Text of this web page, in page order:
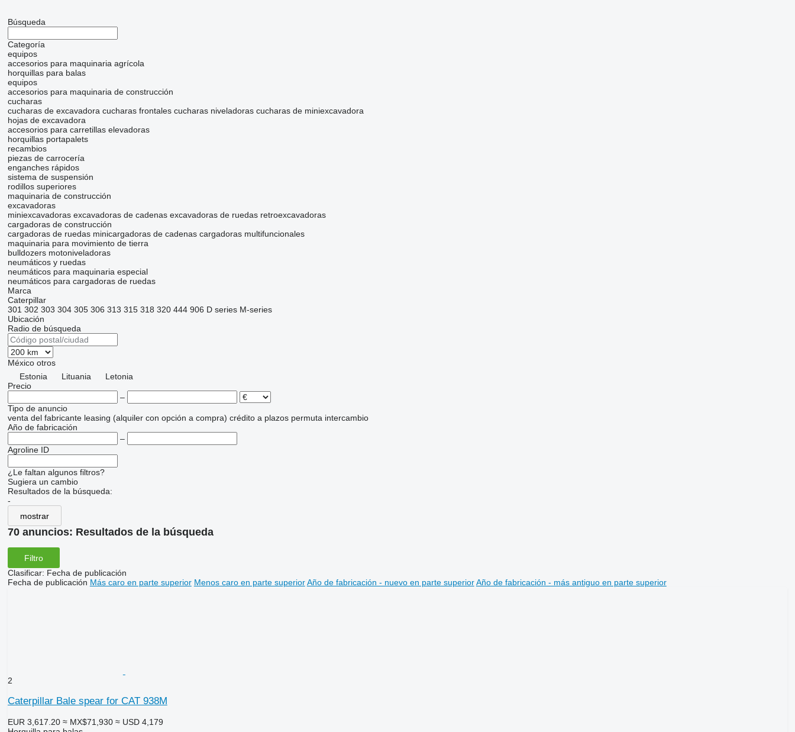
Búsqueda
Categoría
equipos
accesorios para maquinaria agrícola
horquillas para balas
equipos
accesorios para maquinaria de construcción
cucharas
cucharas de excavadora cucharas frontales cucharas niveladoras cucharas de miniexcavadora
hojas de excavadora
accesorios para carretillas elevadoras
horquillas portapalets
recambios
piezas de carrocería
enganches rápidos
sistema de suspensión
rodillos superiores
maquinaria de construcción
excavadoras
miniexcavadoras excavadoras de cadenas excavadoras de ruedas retroexcavadoras
cargadoras de construcción
cargadoras de ruedas minicargadoras de cadenas cargadoras multifuncionales
maquinaria para movimiento de tierra
bulldozers motoniveladoras
neumáticos y ruedas
neumáticos para maquinaria especial
neumáticos para cargadoras de ruedas
Marca
Caterpillar
301 302 303 304 305 306 313 315 318 320 444 906 D series M-series
Ubicación
Radio de búsqueda
México otros
Estonia
Lituania
Letonia
Precio
–
Tipo de anuncio
venta del fabricante leasing (alquiler con opción a compra) crédito a plazos permuta intercambio
Año de fabricación
–
Agroline ID
¿Le faltan algunos filtros?
Sugiera un cambio
Resultados de la búsqueda:
-
mostrar
70 anuncios: Resultados de la búsqueda
Filtro
Clasificar: Fecha de publicación
Fecha de publicación Más caro en parte superior Menos caro en parte superior Año de fabricación - nuevo en parte superior Año de fabricación - más antiguo en parte superior
2
Caterpillar Bale spear for CAT 938M
EUR 3,617.20 ≈ MX$71,930 ≈ USD 4,179